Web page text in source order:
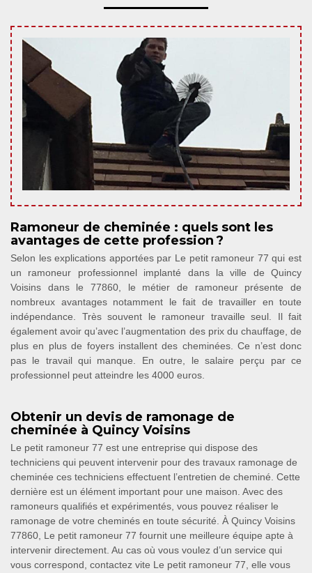
Ramoneur de cheminée : quels sont les
avantages de cette profession ?
Selon les explications apportées par Le petit ramoneur 77 qui est
un ramoneur professionnel implanté dans la ville de Quincy
Voisins dans le 77860, le métier de ramoneur présente de
nombreux avantages notamment le fait de travailler en toute
indépendance. Très souvent le ramoneur travaille seul. Il fait
également avoir qu’avec l’augmentation des prix du chauffage, de
plus en plus de foyers installent des cheminées. Ce n’est donc
pas le travail qui manque. En outre, le salaire perçu par ce
professionnel peut atteindre les 4000 euros.
Obtenir un devis de ramonage de
cheminée à Quincy Voisins
Le petit ramoneur 77 est une entreprise qui dispose des
techniciens qui peuvent intervenir pour des travaux ramonage de
cheminée ces techniciens effectuent l’entretien de cheminé. Cette
dernière est un élément important pour une maison. Avec des
ramoneurs qualifiés et expérimentés, vous pouvez réaliser le
ramonage de votre cheminés en toute sécurité. À Quincy Voisins
77860, Le petit ramoneur 77 fournit une meilleure équipe apte à
intervenir directement. Au cas où vous voulez d’un service qui
vous correspond, contactez vite Le petit ramoneur 77, elle vous